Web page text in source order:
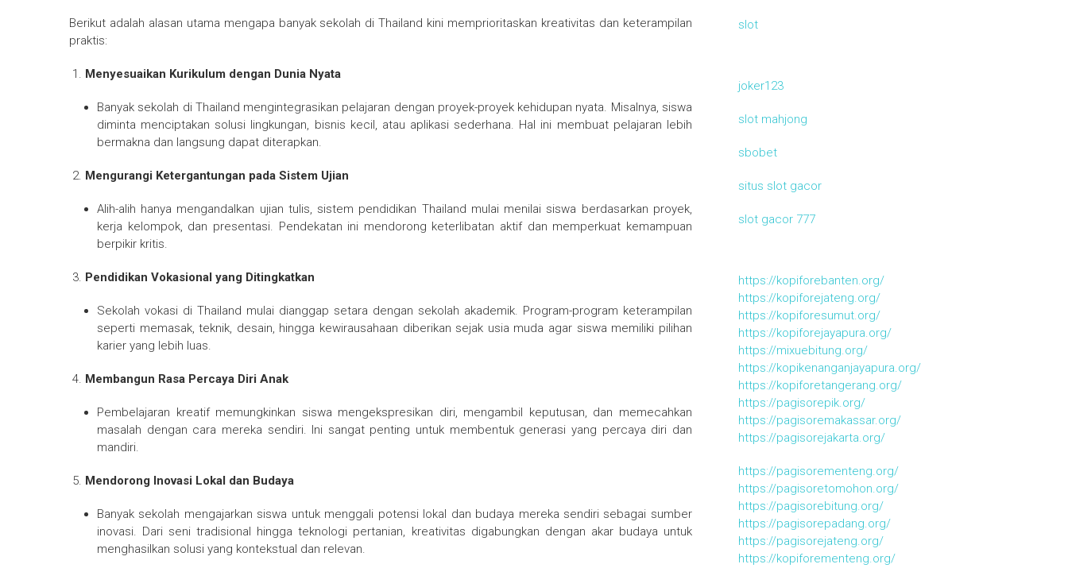
Berikut adalah alasan utama mengapa banyak sekolah di Thailand kini memprioritaskan kreativitas dan keterampilan
praktis:
Menyesuaikan Kurikulum dengan Dunia Nyata
Banyak sekolah di Thailand mengintegrasikan pelajaran dengan proyek-proyek kehidupan nyata. Misalnya, siswa
diminta menciptakan solusi lingkungan, bisnis kecil, atau aplikasi sederhana. Hal ini membuat pelajaran lebih
bermakna dan langsung dapat diterapkan.
Mengurangi Ketergantungan pada Sistem Ujian
Alih-alih hanya mengandalkan ujian tulis, sistem pendidikan Thailand mulai menilai siswa berdasarkan proyek,
kerja kelompok, dan presentasi. Pendekatan ini mendorong keterlibatan aktif dan memperkuat kemampuan
berpikir kritis.
Pendidikan Vokasional yang Ditingkatkan
Sekolah vokasi di Thailand mulai dianggap setara dengan sekolah akademik. Program-program keterampilan
seperti memasak, teknik, desain, hingga kewirausahaan diberikan sejak usia muda agar siswa memiliki pilihan
karier yang lebih luas.
Membangun Rasa Percaya Diri Anak
Pembelajaran kreatif memungkinkan siswa mengekspresikan diri, mengambil keputusan, dan memecahkan
masalah dengan cara mereka sendiri. Ini sangat penting untuk membentuk generasi yang percaya diri dan
mandiri.
Mendorong Inovasi Lokal dan Budaya
Banyak sekolah mengajarkan siswa untuk menggali potensi lokal dan budaya mereka sendiri sebagai sumber
inovasi. Dari seni tradisional hingga teknologi pertanian, kreativitas digabungkan dengan akar budaya untuk
menghasilkan solusi yang kontekstual dan relevan.
slot
joker123
slot mahjong
sbobet
situs slot gacor
slot gacor 777
https://kopiforebanten.org/
https://kopiforejateng.org/
https://kopiforesumut.org/
https://kopiforejayapura.org/
https://mixuebitung.org/
https://kopikenanganjayapura.org/
https://kopiforetangerang.org/
https://pagisorepik.org/
https://pagisoremakassar.org/
https://pagisorejakarta.org/
https://pagisorementeng.org/
https://pagisoretomohon.org/
https://pagisorebitung.org/
https://pagisorepadang.org/
https://pagisorejateng.org/
https://kopiforementeng.org/